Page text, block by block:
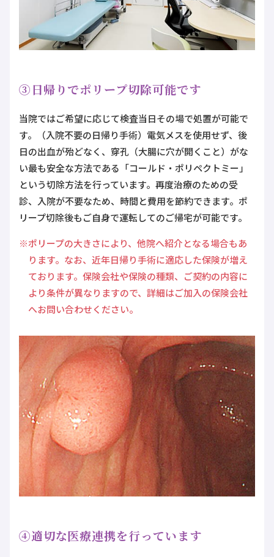
③日帰りでポリープ切除可能です
当院ではご希望に応じて検査当日その場で処置が可能で
す。（入院不要の日帰り手術）電気メスを使用せず、後
日の出血が殆どなく、穿孔（大腸に穴が開くこと）がな
い最も安全な方法である「コールド・ポリペクトミー」
という切除方法を行っています。再度治療のための受
診、入院が不要なため、時間と費用を節約できます。ポ
リープ切除後もご自身で運転してのご帰宅が可能です。
※ポリープの大きさにより、他院へ紹介となる場合もあ
ります。なお、近年日帰り手術に適応した保険が増え
ております。保険会社や保険の種類、ご契約の内容に
より条件が異なりますので、詳細はご加入の保険会社
へお問い合わせください。
④適切な医療連携を行っています